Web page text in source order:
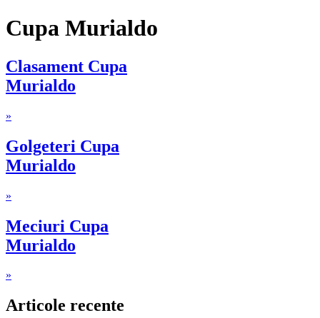
Cupa Murialdo
Clasament Cupa
Murialdo
»
Golgeteri Cupa
Murialdo
»
Meciuri Cupa
Murialdo
»
Articole recente